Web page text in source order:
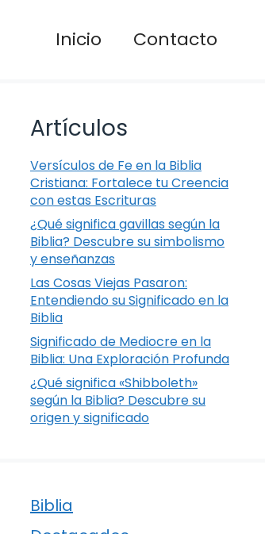
Inicio Contacto
Artículos
Versículos de Fe en la Biblia
Cristiana: Fortalece tu Creencia
con estas Escrituras
¿Qué significa gavillas según la
Biblia? Descubre su simbolismo
y enseñanzas
Las Cosas Viejas Pasaron:
Entendiendo su Significado en la
Biblia
Significado de Mediocre en la
Biblia: Una Exploración Profunda
¿Qué significa «Shibboleth»
según la Biblia? Descubre su
origen y significado
Biblia